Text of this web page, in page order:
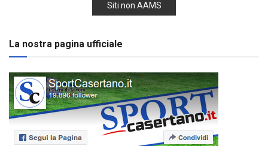
Siti non AAMS
La nostra pagina ufficiale